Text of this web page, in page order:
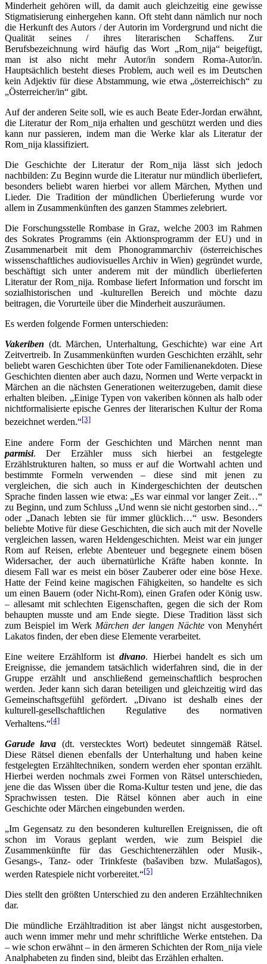
Minderheit gehören will, da damit auch gleichzeitig eine gewisse
Stigmatisierung einhergehen kann. Oft steht dann nämlich nur noch
die Herkunft des Autors / der Autorin im Vordergrund und nicht die
Qualität seines / ihres literarischen Schaffens. Zur
Berufsbezeichnung wird häufig das Wort „Rom_nija“ beigefügt,
man ist also nicht mehr Autor/in sondern Roma-Autor/in.
Hauptsächlich besteht dieses Problem, auch weil es im Deutschen
kein Adjektiv für diese Abstammung, wie etwa „österreichisch“ zu
„Österreicher/in“ gibt.
Auf der anderen Seite soll, wie es auch Beate Eder-Jordan erwähnt,
die Literatur der Rom_nija erhalten und geschützt werden und dies
kann nur passieren, indem man die Werke klar als Literatur der
Rom_nija klassifiziert.
Die Geschichte der Literatur der Rom_nija lässt sich jedoch
nachbilden: Zu Beginn wurde die Literatur nur mündlich überliefert,
besonders beliebt waren hierbei vor allem Märchen, Mythen und
Lieder. Die Tradition der mündlichen Überlieferung wurde vor
allem in Zusammenkünften des ganzen Stammes zelebriert.
Die Forschungsstelle Rombase in Graz, welche 2003 im Rahmen
des Sokrates Programms (ein Aktionsprogramm der EU) und in
Zusammenarbeit mit dem Phonogrammarchiv (österreichisches
wissenschaftliches audiovisuelles Archiv in Wien) gegründet wurde,
beschäftigt sich unter anderem mit der mündlich überlieferten
Literatur der Rom_nija. Rombase liefert Information und forscht im
sozialhistorischen und -kulturellen Bereich und möchte dazu
beitragen, die Vorurteile über die Minderheit auszuräumen.
Es werden folgende Formen unterschieden:
Vakeriben (dt. Märchen, Unterhaltung, Geschichte) war eine Art
Zeitvertreib. In Zusammenkünften wurden Geschichten erzählt, sehr
beliebt waren Geschichten über Tote oder Familienanekdoten. Diese
Geschichten dienten aber auch dazu, Normen und Werte verpackt in
Märchen an die nächsten Generationen weiterzugeben, damit diese
erhalten bleiben. „Einige Typen von vakeriben können als halb oder
nichtformalisierte epische Genres der literarischen Kultur der Roma
bezeichnet werden.“[3]
Eine andere Form der Geschichten und Märchen nennt man
parmisi. Der Erzähler muss sich hierbei an festgelegte
Erzählstrukturen halten, so muss er auf die Wortwahl achten und
bestimmte Formeln verwenden – diese sind mit jenen zu
vergleichen, die sich auch in Kindergeschichten der deutschen
Sprache finden lassen wie etwa: „Es war einmal vor langer Zeit…“
zu Beginn, und zum Schluss „Und wenn sie nicht gestorben sind…“
oder „Danach lebten sie für immer glücklich…“ usw. Besonders
beliebte Motive für diese Geschichten, die sich auch mit der Novelle
vergleichen lassen, waren Heldengeschichten. Meist war ein junger
Rom auf Reisen, erlebte Abenteuer und begegnete einem bösen
Widersacher, der auch übernatürliche Kräfte haben konnte. In
diesem Fall war es meist ein böser Zauberer oder eine böse Hexe.
Hatte der Feind keine magischen Fähigkeiten, so handelte es sich
um einen Bauern (oder Nicht-Rom), einen Grafen oder König usw.
– allesamt mit schlechten Eigenschaften, gegen die sich der Rom
behaupten musste und am Ende siegte. Diese Tradition lässt sich
zum Beispiel im Werk Märchen der langen Nächte von Menyhért
Lakatos finden, der eben diese Elemente verarbeitet.
Eine weitere Erzählform istdivano. Hierbei handelt es sich um
Ereignisse, die jemandem tatsächlich widerfahren sind, die in der
Gruppe erzählt und anschließend gemeinschaftlich besprochen
werden. Jeder kann sich daran beteiligen und gleichzeitig wird das
Gemeinschaftsgefühl gefördert. „Divano ist deshalb eines der
kulturell-gesellschaftlichen Regulative des normativen
Verhaltens.“[4]
Garude lava (dt. verstecktes Wort) bedeutet sinngemäß Rätsel.
Diese Rätsel dienen ebenfalls der Unterhaltung und haben keine
festgelegten Erzähltechniken, sondern werden eher spontan erzählt.
Hierbei werden nochmals zwei Formen von Rätsel unterschieden,
jene die das Wissen über die Roma-Kultur testen und jene, die das
Sprachwissen testen. Die Rätsel können aber auch in eine
Geschichte oder Märchen eingebunden werden.
„Im Gegensatz zu den besonderen kulturellen Ereignissen, die oft
schon im Voraus geplant werden, wie zum Beispiel die
Zusammenkünfte für das Geschichtenerzählen oder Musik-,
Gesangs-, Tanz- oder Trinkfeste (bašaviben bzw. Mulatšagos),
werden Ratespiele nicht vorbereitet.“[5]
Dies stellt den größten Unterschied zu den anderen Erzähltechniken
dar.
Die mündliche Erzähltradition ist aber längst nicht ausgestorben,
auch wenn immer mehr und mehr schriftliche Werke entstehen. Da
– wie schon erwähnt – in den ärmeren Schichten der Rom_nija viele
Analphabeten zu finden sind, bleibt das Erzählen erhalten.